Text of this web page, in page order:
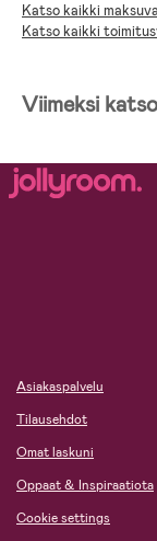
Katso kaikki
Katso kaikki
Viimeksi
Asiakaspalvelu
Tilausehdot
Omat laskuni
Oppaat & Inspiraatiota
Cookie settings